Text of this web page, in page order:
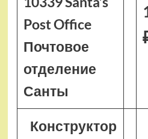
Post Office
Почтовое
отделение
Санты
Конструктор